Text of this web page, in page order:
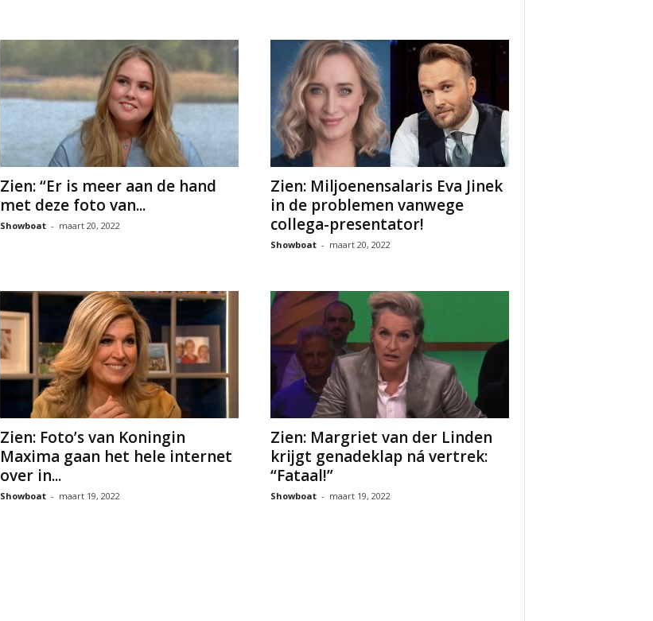
Zien: “Er is meer aan de hand
met deze foto van...
Showboat - maart 20, 2022
Zien: Miljoenensalaris Eva Jinek
in de problemen vanwege
collega-presentator!
Showboat - maart 20, 2022
Zien: Foto’s van Koningin
Maxima gaan het hele internet
over in...
Showboat - maart 19, 2022
Zien: Margriet van der Linden
krijgt genadeklap ná vertrek:
“Fataal!”
Showboat - maart 19, 2022